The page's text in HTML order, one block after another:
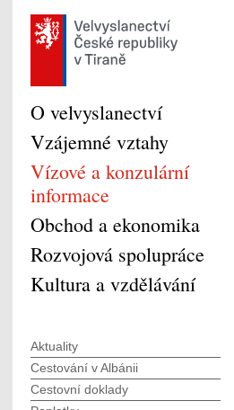
O velvyslanectví
Vzájemné vztahy
Vízové a konzulární
informace
Obchod a ekonomika
Rozvojová spolupráce
Kultura a vzdělávání
Aktuality
Cestování v Albánii
Cestovní doklady